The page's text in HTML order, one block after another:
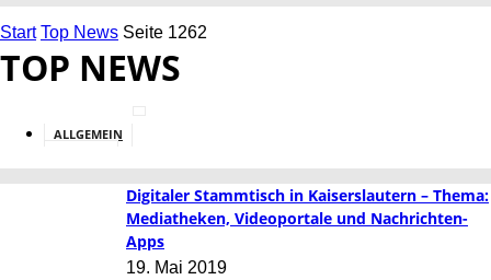
Start Top News Seite 1262
TOP NEWS
ALLGEMEIN
Digitaler Stammtisch in Kaiserslautern – Thema:
Mediatheken, Videoportale und Nachrichten-
Apps
19. Mai 2019